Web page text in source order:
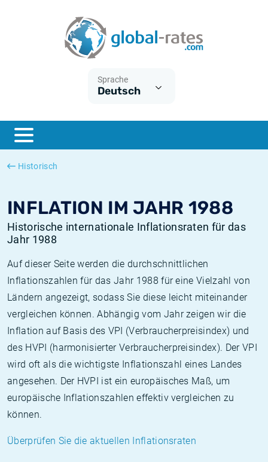
Sprache
Deutsch
Historisch
INFLATION IM JAHR 1988
Historische internationale Inflationsraten für das
Jahr 1988
Auf dieser Seite werden die durchschnittlichen
Inflationszahlen für das Jahr 1988 für eine Vielzahl von
Ländern angezeigt, sodass Sie diese leicht miteinander
vergleichen können. Abhängig vom Jahr zeigen wir die
Inflation auf Basis des VPI (Verbraucherpreisindex) und
des HVPI (harmonisierter Verbraucherpreisindex). Der VPI
wird oft als die wichtigste Inflationszahl eines Landes
angesehen. Der HVPI ist ein europäisches Maß, um
europäische Inflationszahlen effektiv vergleichen zu
können.
Überprüfen Sie die aktuellen Inflationsraten
ESTER
SONIA
Was ist die VPI-Inflation?
Was ist die HVPI-Inflation?
Deutsche inflation
Europäische inflation
Historische Euribor-Sätze
Historische ESTER-Sätze
Historische SOFR-Sätze
Historische SONIA-Sätze
Inflationsrechner